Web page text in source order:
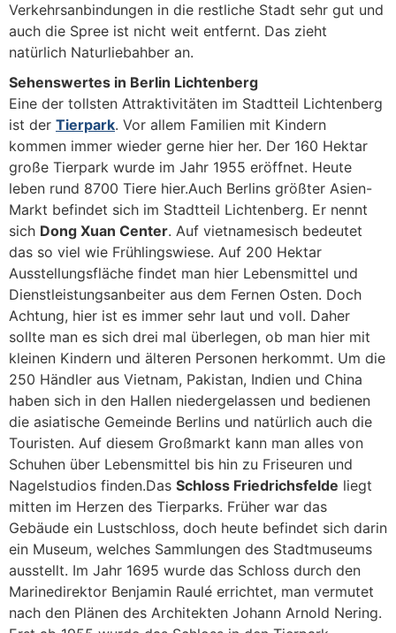
Verkehrsanbindungen in die restliche Stadt sehr gut und
auch die Spree ist nicht weit entfernt. Das zieht
natürlich Naturliebahber an.
Sehenswertes in Berlin Lichtenberg
Eine der tollsten Attraktivitäten im Stadtteil Lichtenberg
ist der Tierpark. Vor allem Familien mit Kindern
kommen immer wieder gerne hier her. Der 160 Hektar
große Tierpark wurde im Jahr 1955 eröffnet. Heute
leben rund 8700 Tiere hier.Auch Berlins größter Asien-
Markt befindet sich im Stadtteil Lichtenberg. Er nennt
sich Dong Xuan Center. Auf vietnamesisch bedeutet
das so viel wie Frühlingswiese. Auf 200 Hektar
Ausstellungsfläche findet man hier Lebensmittel und
Dienstleistungsanbeiter aus dem Fernen Osten. Doch
Achtung, hier ist es immer sehr laut und voll. Daher
sollte man es sich drei mal überlegen, ob man hier mit
kleinen Kindern und älteren Personen herkommt. Um die
250 Händler aus Vietnam, Pakistan, Indien und China
haben sich in den Hallen niedergelassen und bedienen
die asiatische Gemeinde Berlins und natürlich auch die
Touristen. Auf diesem Großmarkt kann man alles von
Schuhen über Lebensmittel bis hin zu Friseuren und
Nagelstudios finden.Das Schloss Friedrichsfelde liegt
mitten im Herzen des Tierparks. Früher war das
Gebäude ein Lustschloss, doch heute befindet sich darin
ein Museum, welches Sammlungen des Stadtmuseums
ausstellt. Im Jahr 1695 wurde das Schloss durch den
Marinedirektor Benjamin Raulé errichtet, man vermutet
nach den Plänen des Architekten Johann Arnold Nering.